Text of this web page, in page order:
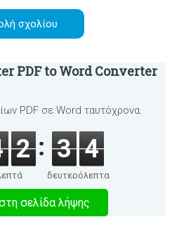
PDF to Word Converter
PDF σε Word ταυτόχρονα.
2 3 3
δευτερόλεπτα
σελίδα λήψης